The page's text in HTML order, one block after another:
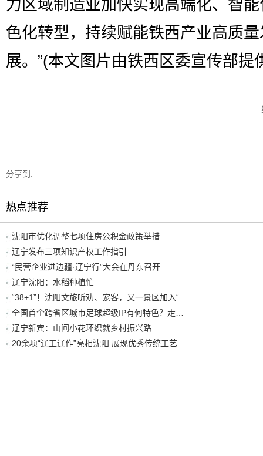
力区域制造业加快实现高端化、智
色化转型，持续赋能铁西产业高质量
展。”(本文图片由铁西区委宣传部提
分享到:
热点推荐
沈阳市优化调整七项住房公积金政策举措
辽宁发布三项知识产权工作指引
“民营企业进边疆·辽宁行”大会在丹东召开
辽宁沈阳：水稻种植忙
辽宁新宾：山间小花环织就乡村振兴路
20余项“辽工辽作”亮相沈阳 展现优秀传统工艺